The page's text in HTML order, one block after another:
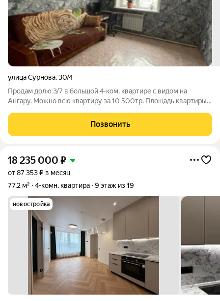
улица Сурнова,30/4
Продам долю 3/7 в большой 4-ком. квартире с видом на
Ангару. Можно всю квартиру за 10 500тр. Площадь квартиры
14.2 кв. 3 застекленных лоджий (у одной из них вид на Ангару)
2 санузла. Чистый
Позвонить
18 235 000 ₽
от 87 353 ₽ в месяц
77,2 м²
4-комн. квартира 9 этаж из 19
новостройка